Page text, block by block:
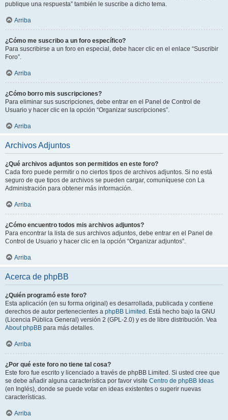
publique una respuesta” también le suscribe a dicho tema.
Arriba
¿Cómo me suscribo a un foro específico?
Para suscribirse a un foro en especial, debe hacer clic en el enlace “Suscribir
Foro”.
Arriba
¿Cómo borro mis suscripciones?
Para eliminar sus suscripciones, debe entrar en el Panel de Control de
Usuario y hacer clic en la opción “Organizar suscripciones”.
Arriba
Archivos Adjuntos
¿Qué archivos adjuntos son permitidos en este foro?
Cada foro puede permitir o no ciertos tipos de archivos adjuntos. Si no está
seguro de que tipos de archivos se pueden cargar, comuníquese con La
Administración para obtener más información.
Arriba
¿Cómo encuentro todos mis archivos adjuntos?
Para encontrar la lista de sus archivos adjuntos, debe entrar en el Panel de
Control de Usuario y hacer clic en la opción “Organizar adjuntos”.
Arriba
Acerca de phpBB
¿Quién programó este foro?
Esta aplicación (en su forma original) es desarrollada, publicada y contiene
derechos de autor pertenecientes a phpBB Limited . Está hecho bajo la GNU
(Licencia Pública General) versión 2 (GPL-2.0) y es de libre distribución. Vea
About phpBB para más detalles.
Arriba
¿Por qué este foro no tiene tal cosa?
Este foro fue escrito y licenciado a través de phpBB Limited. Si usted cree que
se debe añadir alguna característica por favor visite Centro de phpBB Ideas
(en Inglés), donde se puede votar en ideas existentes o sugerir nuevas
características.
Arriba